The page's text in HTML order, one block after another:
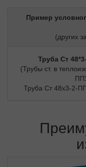
Пример
(других
Труба Ст
(Трубы ст. в
Труба Ст 48х3-2-